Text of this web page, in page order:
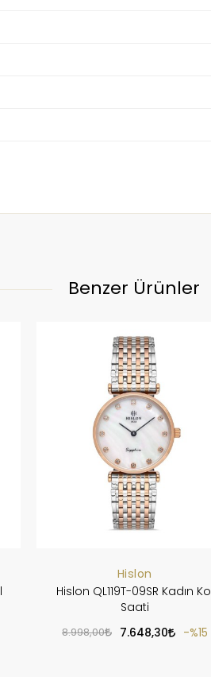
Benzer Ürünler
Hislon
Hislon QL119T-09SR Kadın Kol
Saati
8.998,00 7.648,30 %15